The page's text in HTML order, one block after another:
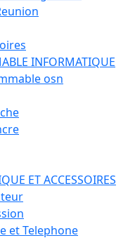
INFORMATIQUE
osn
ET ACCESSOIRES
et Telephone